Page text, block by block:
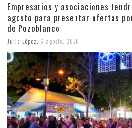
Empresarios y asociaciones
agosto para presentar ofertas
de Pozoblanco
Julia López 6 agosto, 2026